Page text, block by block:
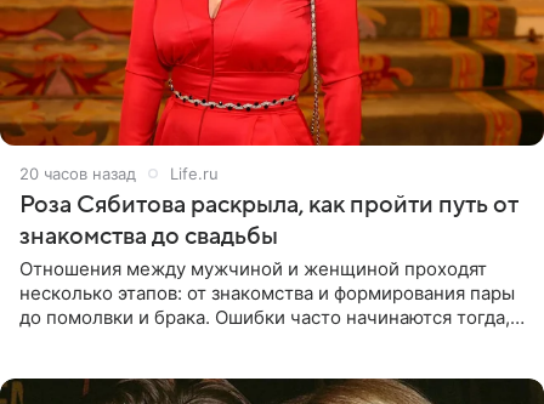
20 часов назад Life.ru
Роза Сябитова раскрыла, как пройти путь от
знакомства до свадьбы
Отношения между мужчиной и женщиной проходят
несколько этапов: от знакомства и формирования пары
до помолвки и брака. Ошибки часто начинаются тогда,